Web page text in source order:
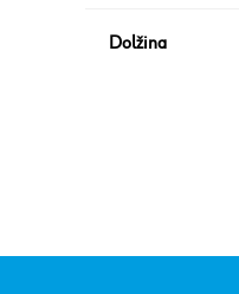
Dolžina